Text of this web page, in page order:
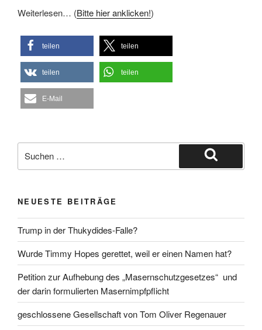
Weiterlesen… (Bitte hier anklicken!)
teilen teilen
teilen teilen
E-Mail
nach:
Suchen
NEUESTE BEITRÄGE
Trump in der Thukydides-Falle?
Wurde Timmy Hopes gerettet, weil er einen Namen hat?
Petition zur Aufhebung des „Masernschutzgesetzes“ und
der darin formulierten Masernimpfpflicht
geschlossene Gesellschaft von Tom Oliver Regenauer